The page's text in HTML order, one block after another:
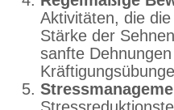
Aktivitäten, die
Stärke der
sanfte